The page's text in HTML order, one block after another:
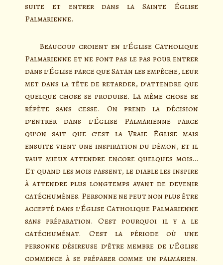
suite et entrer dans la Sainte Église
Palmarienne.
Beaucoup croient en l’Église Catholique
Palmarienne et ne font pas le pas pour entrer
dans l’Église parce que Satan les empêche, leur
met dans la tête de retarder, d’attendre que
quelque chose se produise. La même chose se
répète sans cesse. On prend la décision
d’entrer dans l’Église Palmarienne parce
qu’on sait que c’est la Vraie Église mais
ensuite vient une inspiration du démon, et il
vaut mieux attendre encore quelques mois…
Et quand les mois passent, le diable les inspire
à attendre plus longtemps avant de devenir
catéchumènes. Personne ne peut non plus être
accepté dans l’Église Catholique Palmarienne
sans préparation. C’est pourquoi il y a le
catéchuménat. C’est la période où une
personne désireuse d’être membre de l’Église
commence à se préparer comme un palmarien.